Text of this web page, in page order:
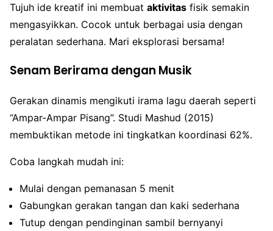
Tujuh ide kreatif ini membuat aktivitas fisik semakin
mengasyikkan. Cocok untuk berbagai usia dengan
peralatan sederhana. Mari eksplorasi bersama!
Senam Berirama dengan Musik
Gerakan dinamis mengikuti irama lagu daerah seperti
“Ampar-Ampar Pisang”. Studi Mashud (2015)
membuktikan metode ini tingkatkan koordinasi 62%.
Coba langkah mudah ini:
Mulai dengan pemanasan 5 menit
Gabungkan gerakan tangan dan kaki sederhana
Tutup dengan pendinginan sambil bernyanyi